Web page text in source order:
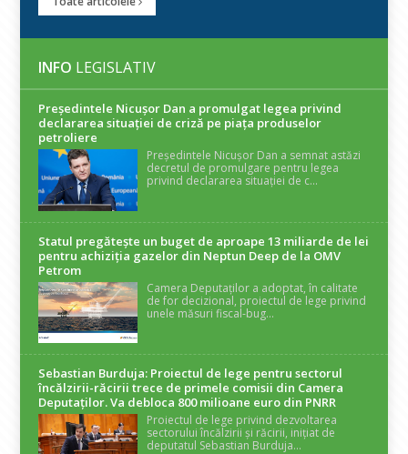
INFO LEGISLATIV
Președintele Nicuşor Dan a promulgat legea privind
declararea situaţiei de criză pe piaţa produselor
petroliere
Președintele Nicușor Dan a semnat astăzi
decretul de promulgare pentru legea
privind declararea situației de c...
Statul pregătește un buget de aproape 13 miliarde de lei
pentru achiziția gazelor din Neptun Deep de la OMV
Petrom
Camera Deputaților a adoptat, în calitate
de for decizional, proiectul de lege privind
unele măsuri fiscal-bug...
Sebastian Burduja: Proiectul de lege pentru sectorul
încălzirii-răcirii trece de primele comisii din Camera
Deputaților. Va debloca 800 milioane euro din PNRR
Proiectul de lege privind dezvoltarea
sectorului încălzirii și răcirii, inițiat de
deputatul Sebastian Burduja...